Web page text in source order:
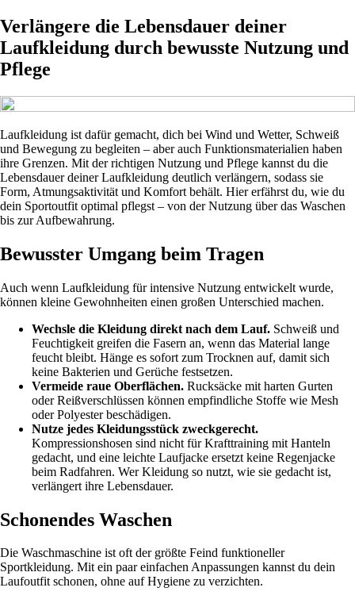
Verlängere die Lebensdauer deiner
Laufkleidung durch bewusste Nutzung und
Pflege
Laufkleidung ist dafür gemacht, dich bei Wind und Wetter, Schweiß
und Bewegung zu begleiten – aber auch Funktionsmaterialien haben
ihre Grenzen. Mit der richtigen Nutzung und Pflege kannst du die
Lebensdauer deiner Laufkleidung deutlich verlängern, sodass sie
Form, Atmungsaktivität und Komfort behält. Hier erfährst du, wie du
dein Sportoutfit optimal pflegst – von der Nutzung über das Waschen
bis zur Aufbewahrung.
Bewusster Umgang beim Tragen
Auch wenn Laufkleidung für intensive Nutzung entwickelt wurde,
können kleine Gewohnheiten einen großen Unterschied machen.
Wechsle die Kleidung direkt nach dem Lauf. Schweiß und
Feuchtigkeit greifen die Fasern an, wenn das Material lange
feucht bleibt. Hänge es sofort zum Trocknen auf, damit sich
keine Bakterien und Gerüche festsetzen.
Vermeide raue Oberflächen. Rucksäcke mit harten Gurten
oder Reißverschlüssen können empfindliche Stoffe wie Mesh
oder Polyester beschädigen.
Nutze jedes Kleidungsstück zweckgerecht.
Kompressionshosen sind nicht für Krafttraining mit Hanteln
gedacht, und eine leichte Laufjacke ersetzt keine Regenjacke
beim Radfahren. Wer Kleidung so nutzt, wie sie gedacht ist,
verlängert ihre Lebensdauer.
Schonendes Waschen
Die Waschmaschine ist oft der größte Feind funktioneller
Sportkleidung. Mit ein paar einfachen Anpassungen kannst du dein
Laufoutfit schonen, ohne auf Hygiene zu verzichten.